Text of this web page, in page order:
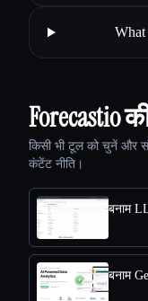
What
Forecastio
किसी भी टूल को चुनें और
कंटेंट नीति।